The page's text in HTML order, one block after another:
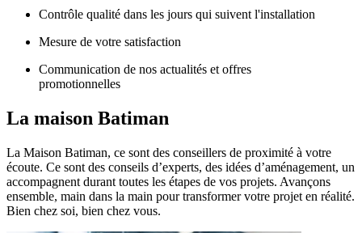
Contrôle qualité dans les jours qui suivent l'installation
Mesure de votre satisfaction
Communication de nos actualités et offres
promotionnelles
La maison Batiman
La Maison Batiman, ce sont des conseillers de proximité à votre
écoute. Ce sont des conseils d’experts, des idées d’aménagement, un
accompagnent durant toutes les étapes de vos projets. Avançons
ensemble, main dans la main pour transformer votre projet en réalité.
Bien chez soi, bien chez vous.